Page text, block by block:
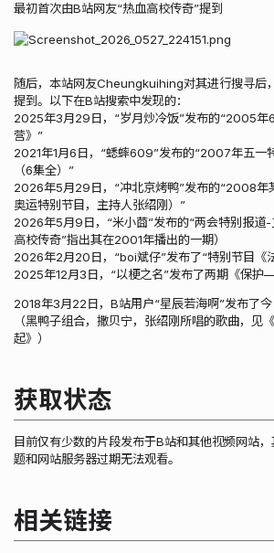
最初首次由B站网友“热血高校传奇”提到
随后，本站网友Cheungkuihing对其进行搜寻后
提到。以下在B站搜索中发现的：
2025年3月29日，“岁月炒冷饭”发布的“2005年
营》”
2021年1月6日，“蟋蟀609”发布的“2007年五一
（6集全）”
2026年5月29日，“冲北京烤鸭”发布的“2008年
奥运特别节目，主持人张绍刚）”
2026年5月9日，“米小莔”发布的“两会特别报道-
高校传奇”指出其在2001年播出的一期）
2026年2月20日，“boi斌仔”发布了“特别节目《
2025年12月3日，“以梗之名”发布了两期《保护
2018年3月22日，B站用户“星辰若海啊”发布了今
（黑鸭子组合，撒贝宁，张绍刚所唱的歌曲，见
起》）
获取状态
目前仅有少数的片段发布于B站和其他视频网站
题和网站服务器过期无法观看。
相关链接